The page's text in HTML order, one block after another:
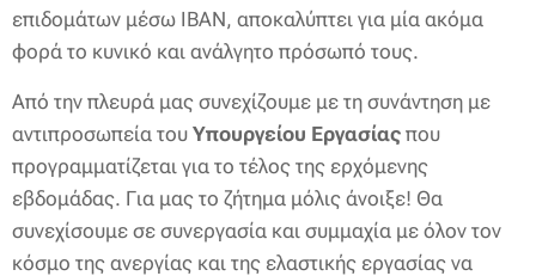
επιδομάτων μέσω ΙΒΑΝ, αποκαλύπτει για μία ακόμα
φορά το κυνικό και ανάλγητο πρόσωπό τους.
Από την πλευρά μας συνεχίζουμε με τη συνάντηση με
αντιπροσωπεία του Υπουργείου Εργασίας που
προγραμματίζεται για το τέλος της ερχόμενης
εβδομάδας. Για μας το ζήτημα μόλις άνοιξε! Θα
συνεχίσουμε σε συνεργασία και συμμαχία με όλον τον
κόσμο της ανεργίας και της ελαστικής εργασίας να